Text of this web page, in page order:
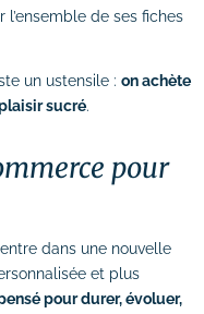
l’ensemble de ses fiches
un ustensile : on achète
sucré.
pour
dans une nouvelle
et plus
pour durer, évoluer,